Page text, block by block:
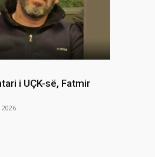
i UÇK-së, Fatmir